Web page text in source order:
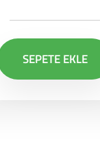
SEPETE EKLE